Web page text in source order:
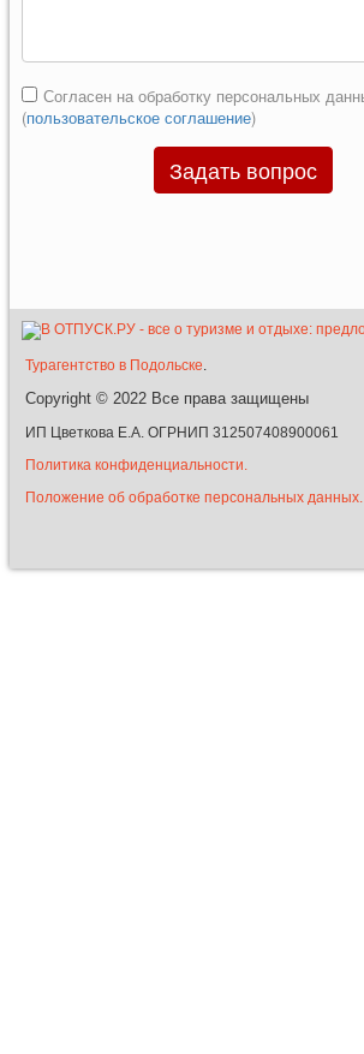
Турагентство в Подольске.
Copyright © 2022 Все права защищены
ИП Цветкова Е.А. ОГРНИП 312507408900061
Политика конфиденциальности.
Положение об обработке персональных данных.